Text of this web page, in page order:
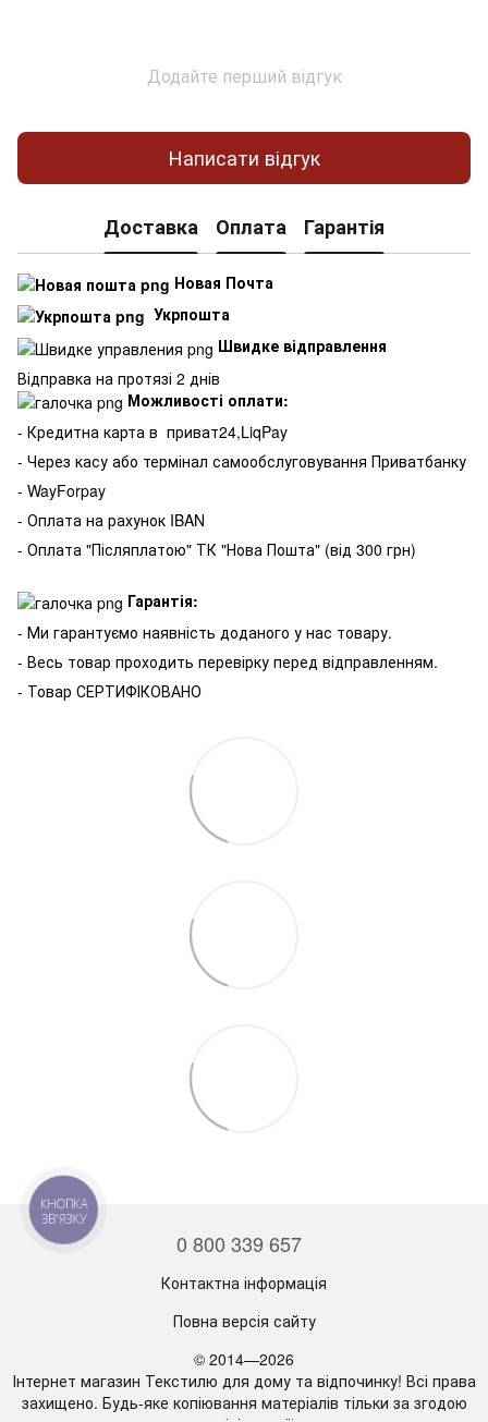
Додайте перший відгук
Написати відгук
Доставка Оплата Гарантія
Новая Почта
Укрпошта
Швидке відправлення
Відправка на протязі 2 днів
Можливості оплати:
- Кредитна карта в приват24,LiqPay
- Через касу або термінал самообслуговування Приватбанку
- WayForpay
- Оплата на рахунок IBAN
- Оплата "Післяплатою" ТК "Нова Пошта" (від 300 грн)
Гарантія:
- Ми гарантуємо наявність доданого у нас товару.
- Весь товар проходить перевірку перед відправленням.
- Товар СЕРТИФІКОВАНО
0 800 339 657
Контактна інформація
Повна версія сайту
© 2014—2026
Інтернет магазин Текстилю для дому та відпочинку! Всі права
захищено. Будь-яке копіювання матеріалів тільки за згодою
КНОПКА
ЗВ'ЯЗКУ